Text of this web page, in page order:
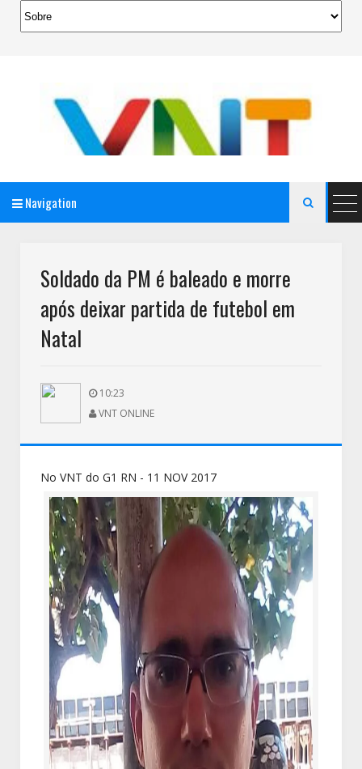
Navigation 
Soldado da PM é baleado e morre
após deixar partida de futebol em
Natal
10:23
VNT ONLINE
No VNT do G1 RN - 11 NOV 2017